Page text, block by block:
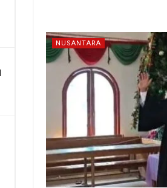
NUSANTARA